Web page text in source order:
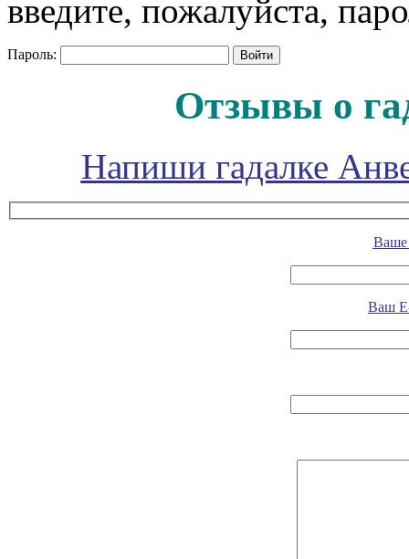
введите, пожалуйста,
Пароль:
Отзывы о
Напиши гадалке
Ваше
Ваш